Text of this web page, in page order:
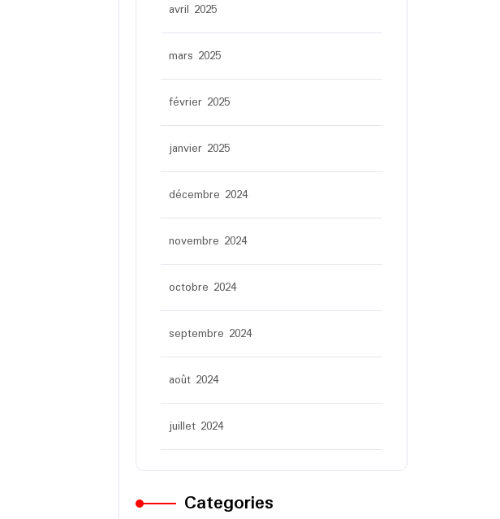
avril 2025
mars 2025
février 2025
janvier 2025
décembre 2024
novembre 2024
octobre 2024
septembre 2024
août 2024
juillet 2024
Categories